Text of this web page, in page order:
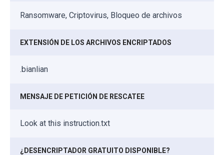
Ransomware, Criptovirus, Bloqueo de archivos
EXTENSIÓN DE LOS ARCHIVOS ENCRIPTADOS
.bianlian
MENSAJE DE PETICIÓN DE RESCATEE
Look at this instruction.txt
¿DESENCRIPTADOR GRATUITO DISPONIBLE?